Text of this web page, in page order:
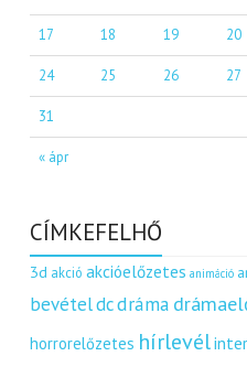
« ápr
17 18 19 20
24 25 26 27
31
CÍMKEFELHŐ
3d akció akcióelőzetes animáció
bevételdcdráma
horrorelőzetes hírlevél